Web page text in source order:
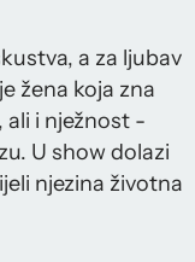
a za ljubav
žena koja zna
ali i nježnost -
U show dolazi
njezina životna